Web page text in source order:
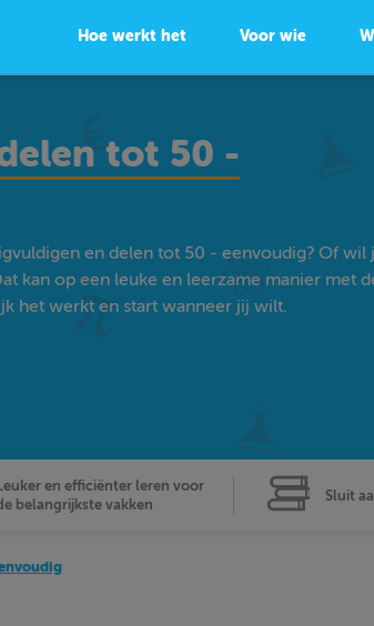
Hoe werkt het Voor wie
tot 50 -
en delen tot 50 - eenvoudig? Of wil
kan op een leuke en leerzame manier met
het werkt en start wanneer jij wilt.
Leuker en efficiënter leren voor
belangrijkste vakken
Sluit